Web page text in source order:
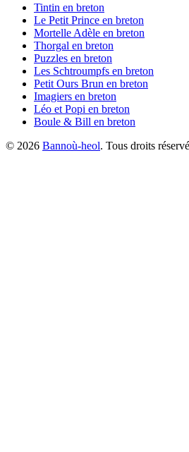
Tintin en breton
Le Petit Prince en breton
Mortelle Adèle en breton
Thorgal en breton
Puzzles en breton
Les Schtroumpfs en breton
Petit Ours Brun en breton
Imagiers en breton
Léo et Popi en breton
Boule & Bill en breton
© 2026 Bannoù-heol. Tous droits